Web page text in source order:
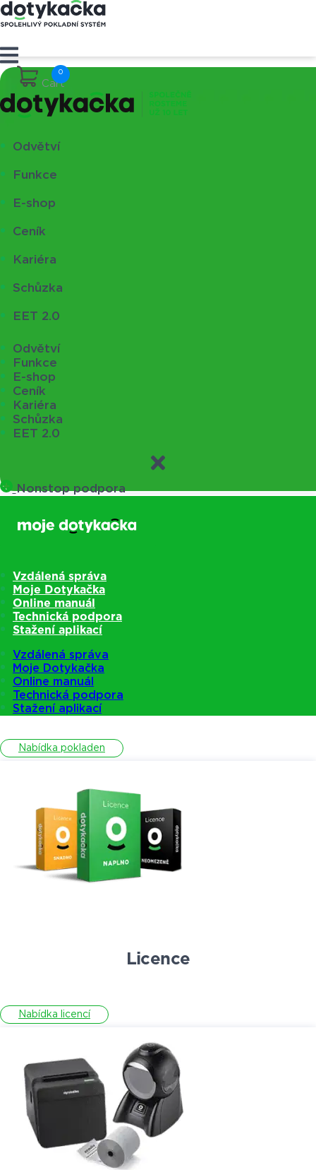
Cart
Odvětví
Funkce
E-shop
Ceník
Kariéra
Schůzka
EET 2.0
Odvětví
Funkce
E-shop
Ceník
Kariéra
Schůzka
EET 2.0
Nonstop podpora
Vzdálená správa
Moje Dotykačka
Online manuál
Technická podpora
Stažení aplikací
Vzdálená správa
Moje Dotykačka
Online manuál
Technická podpora
Stažení aplikací
Pokladny
Nabídka pokladen
Licence
Nabídka licencí